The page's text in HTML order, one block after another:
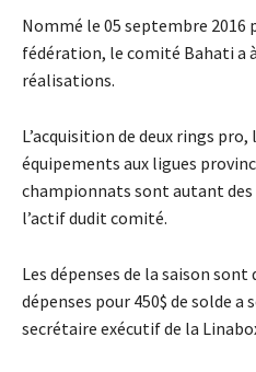
Nommé le 05 septembre 2016
fédération, le comité Bahati a
réalisations.
L’acquisition de deux rings
équipements aux ligues
championnats sont autant
l’actif dudit comité.
Les dépenses de la saison sont
dépenses pour 450$ de solde
secrétaire exécutif de la